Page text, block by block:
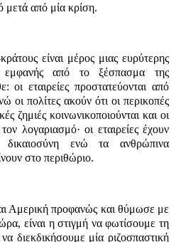
μετά από μία κρίση.
είναι μέρος μιας ευρύτερης
εμφανής από το ξέσπασμα της
οι εταιρείες προστατεύονται από
οι πολίτες ακούν ότι οι περικοπές
ζημιές κοινωνικοποιούνται και οι
λογαριασμό· οι εταιρείες έχουν
ενώ τα ανθρώπινα
στο περιθώριο.
Αμερική προφανώς και θύμωσε με
είναι η στιγμή να φωτίσουμε τη
διεκδικήσουμε μία ριζοσπαστική